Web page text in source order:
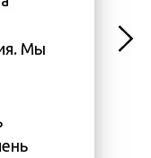
Мы
все